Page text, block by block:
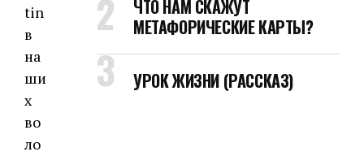
ЧТО НАМ СКАЖУТ
МЕТАФОРИЧЕСКИЕ КАРТЫ?
УРОК ЖИЗНИ (РАССКАЗ)